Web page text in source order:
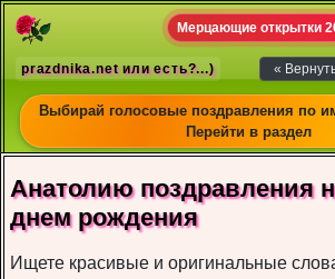
Мерцающие открытки
prazdnika.net или есть?...) «
Выбирай голосовые поздравления по
Перейти в раздел
Анатолию пoздрaвлeния
днeм рoждeния
Ищете красивые и оригинальные